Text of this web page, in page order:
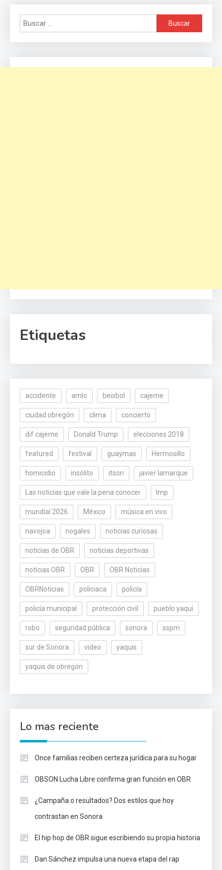
Buscar:
Etiquetas
accidente amlo beisbol cajeme
ciudad obregón clima concierto
dif cajeme Donald Trump elecciones 2018
featured festival guaymas Hermosillo
homicidio insólito itson javier lamarque
Las noticias que vale la pena conocer lmp
mundial 2026 México música en vivo
navojoa nogales noticias curiosas
noticias de OBR noticias deportivas
noticias OBR OBR OBR Noticias
OBRNoticias policiaca policía
policía municipal protección civil pueblo yaqui
robo seguridad pública sonora sspm
sur de Sonora video yaquis
yaquis de obregón
Lo mas reciente
Once familias reciben certeza jurídica para su hogar
OBSON Lucha Libre confirma gran función en OBR
¿Campaña o resultados? Dos estilos que hoy
contrastan en Sonora
El hip hop de OBR sigue escribiendo su propia historia
Dan Sánchez impulsa una nueva etapa del rap